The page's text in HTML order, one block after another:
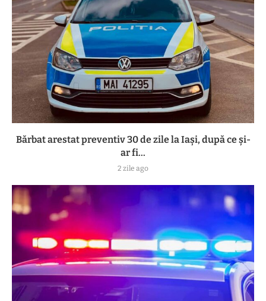
Bărbat arestat preventiv 30 de zile la Iași, după ce și-
ar fi...
2 zile ago